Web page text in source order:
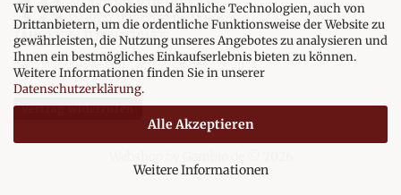
Wir verwenden Cookies und ähnliche Technologien, auch von
Drittanbietern, um die ordentliche Funktionsweise der Website zu
gewährleisten, die Nutzung unseres Angebotes zu analysieren und
Ihnen ein bestmögliches Einkaufserlebnis bieten zu können.
Weitere Informationen finden Sie in unserer
Datenschutzerklärung.
Alle Akzeptieren
Weitere Informationen
Vertrag widerrufen